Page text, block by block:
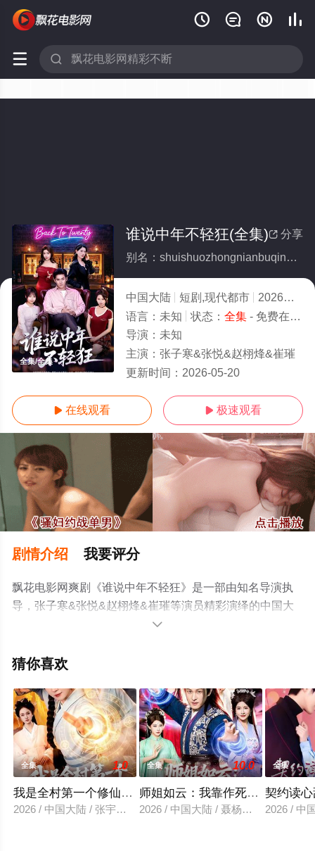
   
 
全集/全集
 分享
谁说中年不轻狂(全集)
别名：shuishuozhongnianbuqingkuang
中国大陆 短剧,现代都市 2026
10.0
语言： 未知 状态： 全集- 免费在线观看
导演： 未知
主演： 张子寒&张悦&赵栩烽&崔璀
更新时间： 2026-05-20
 在线观看  极速观看
剧情介绍 我要评分
飘花电影网爽剧《谁说中年不轻狂》是一部由知名导演执
导，张子寒&张悦&赵栩烽&崔璀等演员精彩演绎的中国大
陆电视剧，大结局剧情已揭晓（全集），手机免费观看高
可移步至豆瓣电视剧、电视猫或剧情网等平台了解。

猜你喜欢
全集 1.0
我是全村第一个修仙的，必须卷
2026 / 中国大陆 / 张宇骏＆李雪丹
全集 10.0
师姐如云：我靠作死成大帝
2026 / 中国大陆 / 聂杨＆甜橙
全集
契约读
2026 / 中